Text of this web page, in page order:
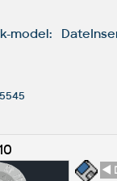
model:
◄